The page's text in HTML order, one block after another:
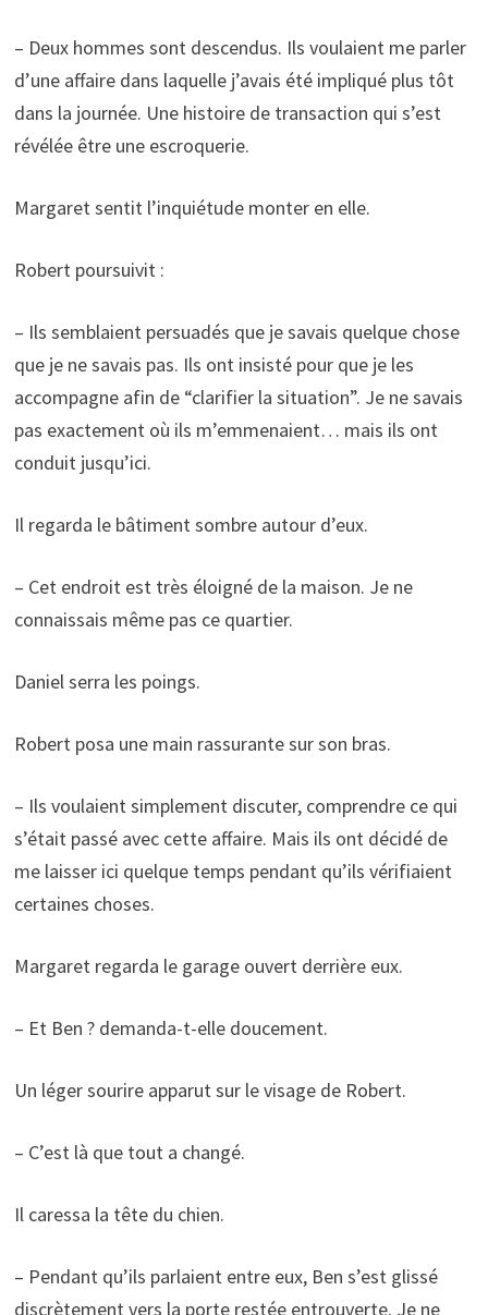
– Deux hommes sont descendus. Ils voulaient me parler
d’une affaire dans laquelle j’avais été impliqué plus tôt
dans la journée. Une histoire de transaction qui s’est
révélée être une escroquerie.
Margaret sentit l’inquiétude monter en elle.
Robert poursuivit :
– Ils semblaient persuadés que je savais quelque chose
que je ne savais pas. Ils ont insisté pour que je les
accompagne afin de “clarifier la situation”. Je ne savais
pas exactement où ils m’emmenaient… mais ils ont
conduit jusqu’ici.
Il regarda le bâtiment sombre autour d’eux.
– Cet endroit est très éloigné de la maison. Je ne
connaissais même pas ce quartier.
Daniel serra les poings.
Robert posa une main rassurante sur son bras.
– Ils voulaient simplement discuter, comprendre ce qui
s’était passé avec cette affaire. Mais ils ont décidé de
me laisser ici quelque temps pendant qu’ils vérifiaient
certaines choses.
Margaret regarda le garage ouvert derrière eux.
– Et Ben ? demanda-t-elle doucement.
Un léger sourire apparut sur le visage de Robert.
– C’est là que tout a changé.
Il caressa la tête du chien.
– Pendant qu’ils parlaient entre eux, Ben s’est glissé
discrètement vers la porte restée entrouverte. Je ne